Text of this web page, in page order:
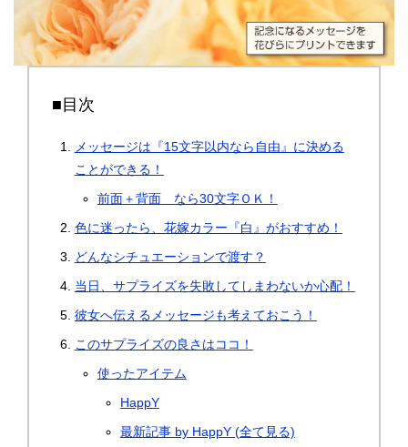
■目次
メッセージは『15文字以内なら自由』に決める
ことができる！
前面＋背面 なら30文字ＯＫ！
色に迷ったら、花嫁カラー『白』がおすすめ！
どんなシチュエーションで渡す？
当日、サプライズを失敗してしまわないか心配！
彼女へ伝えるメッセージも考えておこう！
このサプライズの良さはココ！
使ったアイテム
HappY
最新記事 by HappY (全て見る)